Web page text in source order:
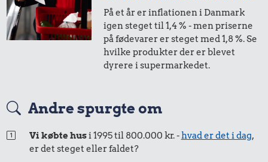
1,-
i 2018
= 1,-
i 2024
i 2018
På et år er inflationen i Danmark
igen steget til 1,4 % - men priserne
på fødevarer er steget med 1,8 %. Se
hvilke produkter der er blevet
dyrere i supermarkedet.
Andre spurgte om
Vi købte husi 1995 til 800.000 kr. -hvad er det i dag,
er det steget eller faldet?